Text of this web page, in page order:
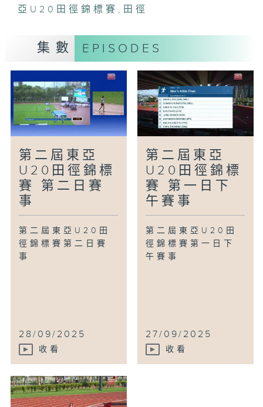
亞U20田徑錦標賽 , 田徑
集數 EPISODES
第二屆東亞
U20田徑錦標
賽 第二日賽
事
第二屆東亞U20田
徑錦標賽第二日賽
事
28/09/2025
收看
第二屆東亞
U20田徑錦標
賽 第一日下
午賽事
第二屆東亞U20田
徑錦標賽第一日下
午賽事
27/09/2025
收看